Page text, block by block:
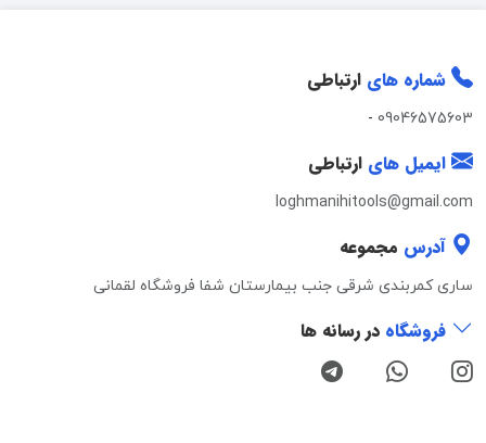
شماره های ارتباطی
09046575603
-
ایمیل های ارتباطی
loghmanihitools@gmail.com
آدرس مجموعه
ساری کمربندی شرقی جنب بیمارستان شفا فروشگاه لقمانی
فروشگاه در رسانه ها